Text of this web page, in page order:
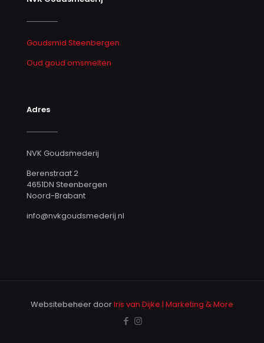
Goudsmid Steenbergen
Oud goud omsmelten
Adres
NVK Goudsmederij
Berenstraat 2
4651DN Steenbergen
Noord-Brabant
info@nvkgoudsmederij.nl
Websitebeheer doorIris van Dijke | Marketing & More